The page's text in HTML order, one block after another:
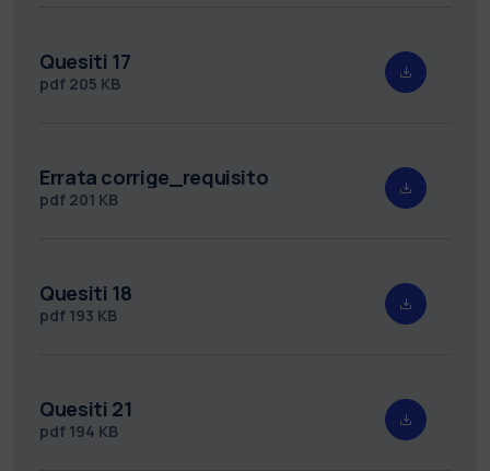
Quesiti 17
pdf 205 KB
Errata corrige_requisito
pdf 201 KB
Quesiti 18
pdf 193 KB
Quesiti 21
pdf 194 KB